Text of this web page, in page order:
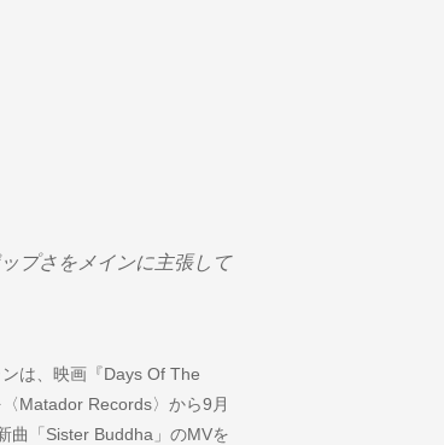
プさをメインに主張して
は、映画『Days Of The
Matador Records〉から9月
曲「Sister Buddha」のMVを